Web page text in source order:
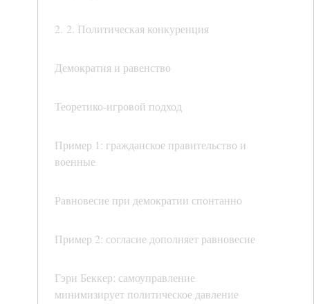
2. 2. Политическая конкуренция
Демократия и равенство
Теоретико-игровой подход
Пример 1: гражданское правительство и
военные
Равновесие при демократии спонтанно
Пример 2: согласие дополняет равновесие
Гэри Беккер: самоуправление
минимизирует политическое давление